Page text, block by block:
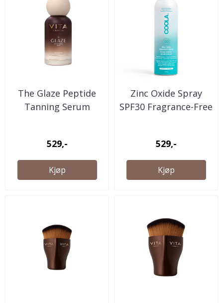
The Glaze Peptide
Tanning Serum
529,-
Kjøp
Zinc Oxide Spray
SPF30 Fragrance-Free
529,-
Kjøp